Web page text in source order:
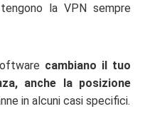
la VPN sempre
cambiano il tuo
anche la posizione
in alcuni casi specifici.